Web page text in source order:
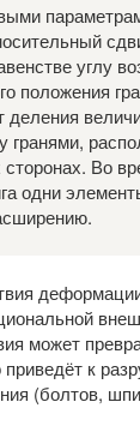
углу
положения
деления
гранями,
Во
одни
может
приведёт к
(болтов,